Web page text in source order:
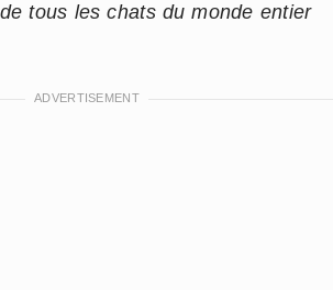
tous les chats du monde entier